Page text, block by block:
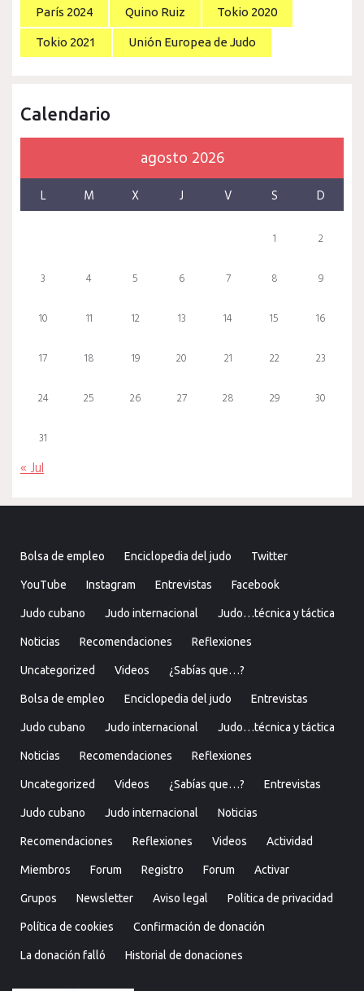
París 2024 Quino Ruiz Tokio 2020
Tokio 2021 Unión Europea de Judo
Calendario
agosto 2026
L M X J V S D
1 2
3 4 5 6 7 8 9
10 11 12 13 14 15 16
17 18 19 20 21 22 23
24 25 26 27 28 29 30
31
« Jul
Bolsa de empleo Enciclopedia del judo Twitter
YouTube Instagram Entrevistas Facebook
Judo cubano Judo internacional Judo…técnica y táctica
Noticias Recomendaciones Reflexiones
Uncategorized Videos ¿Sabías que…?
Bolsa de empleo Enciclopedia del judo Entrevistas
Judo cubano Judo internacional Judo…técnica y táctica
Noticias Recomendaciones Reflexiones
Uncategorized Videos ¿Sabías que…? Entrevistas
Judo cubano Judo internacional Noticias
Recomendaciones Reflexiones Videos Actividad
Miembros Forum Registro Forum Activar
Grupos Newsletter Aviso legal Política de privacidad
Política de cookies Confirmación de donación
La donación falló Historial de donaciones